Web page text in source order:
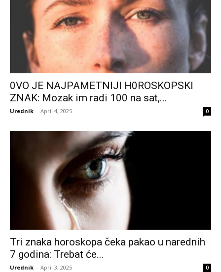
0VO JE NAJPAMETNIJI H0ROSKOPSKI
ZNAK: Mozak im radi 100 na sat,...
Urednik - April 4, 2025 0
Tri znaka horoskopa čeka pakao u narednih
7 godina: Trebat će...
Urednik - April 3, 2025 0